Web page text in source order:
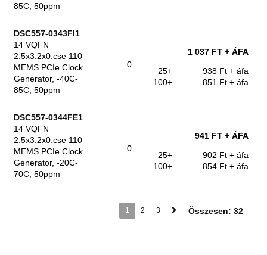
85C, 50ppm
DSC557-0343FI1
14 VQFN
2.5x3.2x0.cse 110
MEMS PCIe Clock
Generator, -40C-
85C, 50ppm
0
1 037 FT + ÁFA
25+
938 Ft + áfa
100+
851 Ft + áfa
DSC557-0344FE1
14 VQFN
2.5x3.2x0.cse 110
MEMS PCIe Clock
Generator, -20C-
70C, 50ppm
0
941 FT + ÁFA
25+
902 Ft + áfa
100+
854 Ft + áfa
1 2 3 Összesen: 32